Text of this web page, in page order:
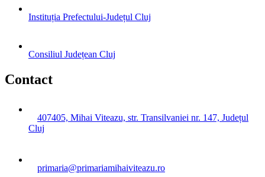
Instituția Prefectului-Județul Cluj
Consiliul Județean Cluj
Contact
407405, Mihai Viteazu, str. Transilvaniei nr. 147, Județul
Cluj
primaria@primariamihaiviteazu.ro